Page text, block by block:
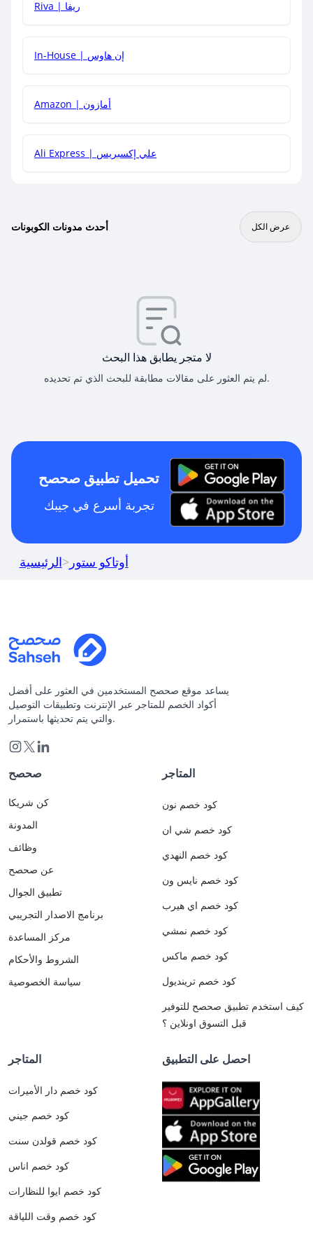
هل يمكنني جمع كود خصم مع العروض الأخرى؟
Riva | ريفا
In-House | إن هاوس
Amazon | أمازون
Ali Express | علي إكسبريس
أحدث مدونات الكوبونات عرض الكل
لا متجر يطابق هذا البحث
لم يتم العثور على مقالات مطابقة للبحث الذي تم تحديده.
تحميل تطبيق صحصح
تجربة أسرع في جيبك
الرئيسية> أوتاكو ستور
يساعد موقع صحصح المستخدمين في العثور على أفضل
أكواد الخصم للمتاجر عبر الإنترنت وتطبيقات التوصيل
والتي يتم تحديثها باستمرار.
صحصح
كن شريكا
المدونة
وظائف
عن صحصح
تطبيق الجوال
برنامج الاصدار التجريبي
مركز المساعدة
الشروط والأحكام
سياسة الخصوصية
المتاجر
كود خصم نون
كود خصم شي ان
كود خصم النهدي
كود خصم نايس ون
كود خصم اي هيرب
كود خصم نمشي
كود خصم ماكس
كود خصم ترينديول
كيف استخدم تطبيق صحصح للتوفير
قبل التسوق اونلاين ؟
المتاجر
كود خصم دار الأميرات
كود خصم جيني
كود خصم قولدن سنت
كود خصم اناس
كود خصم ايوا للنظارات
كود خصم وقت اللياقة
احصل على التطبيق